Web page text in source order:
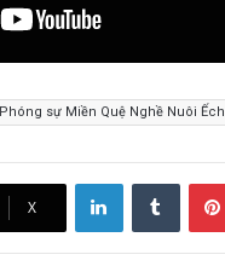
Phóng sự Miền Quệ Nghề Nuôi Ếch
X
LinkedIn Tumblr